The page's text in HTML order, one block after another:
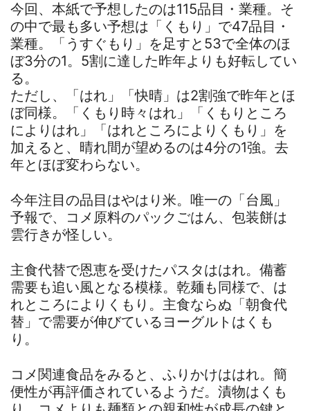
今回、本紙で予想したのは115品目・業種。そ
の中で最も多い予想は「くもり」で47品目・
業種。「うすぐもり」を足すと53で全体のほ
ぼ3分の1。5割に達した昨年よりも好転してい
る。
ただし、「はれ」「快晴」は2割強で昨年とほ
ぼ同様。「くもり時々はれ」「くもりところ
によりはれ」「はれところによりくもり」を
加えると、晴れ間が望めるのは4分の1強。去
年とほぼ変わらない。
今年注目の品目はやはり米。唯一の「台風」
予報で、コメ原料のパックごはん、包装餅は
雲行きが怪しい。
主食代替で恩恵を受けたパスタははれ。備蓄
需要も追い風となる模様。乾麺も同様で、は
れところによりくもり。主食ならぬ「朝食代
替」で需要が伸びているヨーグルトはくも
り。
コメ関連食品をみると、ふりかけははれ。簡
便性が再評価されているようだ。漬物はくも